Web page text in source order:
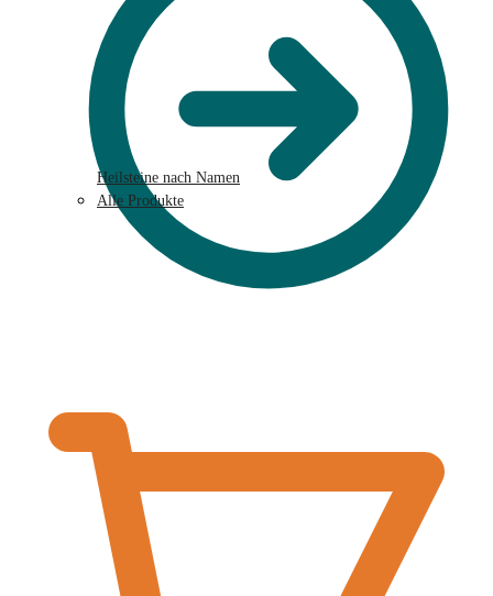
Heilsteine nach Namen
Alle Produkte